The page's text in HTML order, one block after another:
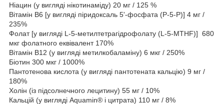
Ніацин (у вигляді нікотинаміду) 20 мг / 125 %
Вітамін B6 [у вигляді піридоксаль 5'-фосфата (P-5-P)] 4 мг /
235%
Фолат [у вигляді L-5-метилтетрагідрофолату (L-5-MTHF)] 680
мкг фолатного еквівалент 170%
Вітамін В12 (у вигляді метилкобаламіну) 6 мкг / 250%
Біотин 300 мкг / 1000%
Пантотенова кислота (у вигляді пантотената кальцію) 9 мг /
180%
Холін (із підсолнечного лецитину) 55 мг / 10%
Кальцій (у вигляді Aquamin® і цитрата) 110 мг / 8%